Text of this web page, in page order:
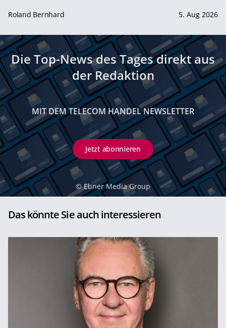
Roland Bernhard 5. Aug 2026
Die Top-News des Tages direkt aus
der Redaktion
MIT DEM TELECOM HANDEL NEWSLETTER
Jetzt abonnieren
© Ebner Media Group
Das könnte Sie auch interessieren